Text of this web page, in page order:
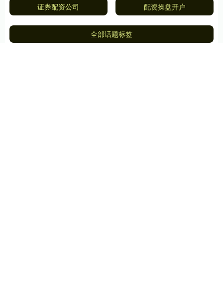
证券配资公司 配资操盘开户
全部话题标签